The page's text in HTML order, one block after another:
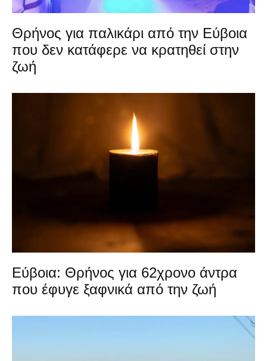
Θρήνος για παλικάρι από την Εύβοια
που δεν κατάφερε να κρατηθεί στην
ζωή
Εύβοια: Θρήνος για 62χρονο άντρα
που έφυγε ξαφνικά από την ζωή